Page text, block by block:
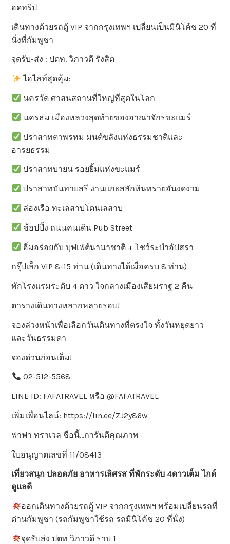
อดทริป
เดินทางด้วยรถตู้ VIP จากกรุงเทพฯ เปลี่ยนเป็นมินิโค้ช 20 ที่
นั่งที่กัมพูชา
จุดรับ-ส่ง : ปตท. วิภาวดี รังสิต
ไฮไลท์สุดคุ้ม:
นครวัด ศาสนสถานที่ใหญ่ที่สุดในโลก
นครธม เมืองหลวงสุดท้ายของอาณาจักรขะแมร์
ปราสาทตาพรหม มนต์ขลังแห่งธรรมชาติและ
อารยธรรม
ปราสาทบายน รอยยิ้มแห่งขะแมร์
ปราสาทบันทายสรี งานแกะสลักหินทรายอันงดงาม
ล่องเรือ ทะเลสาบโตนเลสาบ
ช้อปปิ้ง ถนนคนเดิน Pub Street
อิ่มอร่อยกับ บุฟเฟ่ต์นานาชาติ + โชว์ระบำอัปสรา
กรุ๊ปเล็ก VIP 8-15 ท่าน (เดินทางได้เมื่อครบ 8 ท่าน)
พักโรงแรมระดับ 4 ดาว ใจกลางเมืองเสียมราฐ 2 คืน
ตารางเดินทางหลากหลายรอบ!
จองล่วงหน้าเพื่อเลือกวันเดินทางที่ตรงใจ ทั้งวันหยุดยาว
และวันธรรมดา
จองด่วนก่อนเต็ม!
02-512-5568
LINE ID: FAFATRAVEL หรือ @FAFATRAVEL
เพิ่มเพื่อนไลน์: https://lin.ee/ZJ2y86w
ฟาฟา ทราเวล ชื่อนี้…การันตีคุณภาพ
ใบอนุญาตเลขที่ 11/08413
เที่ยวสนุก ปลอดภัย อาหารเลิศรส ที่พักระดับ 4ดาวเต็ม ไกด์
ดูแลดี
ออกเดินทางด้วยรถตู้ VIP จากกรุงเทพฯ พร้อมเปลี่ยนรถที่
ด่านกัมพูชา (รถกัมพูชาใช้รถ รถมินิโค้ช 20 ที่นั่ง)
จุดรับส่ง ปตท วิภาวดี ราบ 1